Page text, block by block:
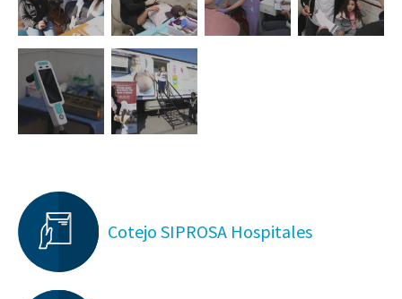
Cotejo SIPROSA Hospitales